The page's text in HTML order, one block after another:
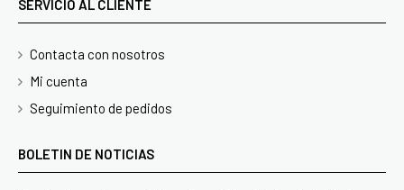
SERVICIO AL CLIENTE
Contacta con nosotros
Mi cuenta
Seguimiento de pedidos
BOLETIN DE NOTICIAS